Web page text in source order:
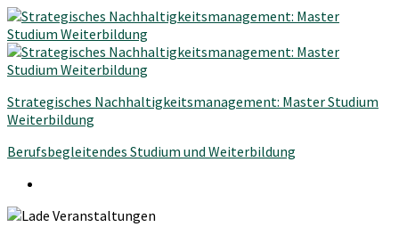
Strategisches Nachhaltigkeitsmanagement: Master Studium
Weiterbildung
Berufsbegleitendes Studium und Weiterbildung